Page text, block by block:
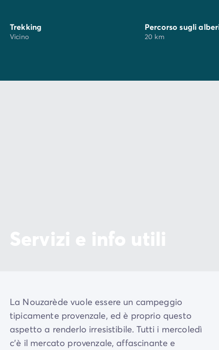
Trekking
Vicino
Percorso sugli
20 km
La Nouzarède vuole essere un campeggio
tipicamente provenzale, ed è proprio questo
aspetto a renderlo irresistibile. Tutti i mercoledì
c’è il mercato provenzale, affascinante e